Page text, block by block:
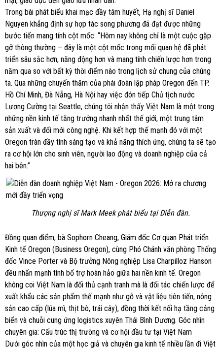
Trong bài phát biểu khai mạc đầy tâm huyết, Hạ nghị sĩ Daniel
Nguyen khẳng định sự hợp tác song phương đã đạt được những
bước tiến mang tính cột mốc: “Hôm nay không chỉ là một cuộc gặp
gỡ thông thường – đây là một cột mốc trong mối quan hệ đã phát
triển sâu sắc hơn, năng động hơn và mang tính chiến lược hơn trong
năm qua so với bất kỳ thời điểm nào trong lịch sử chung của chúng
ta. Qua những chuyến thăm của phái đoàn lập pháp Oregon đến TP.
Hồ Chí Minh, Đà Nẵng, Hà Nội hay việc đón tiếp Chủ tịch nước
Lương Cường tại Seattle, chúng tôi nhận thấy Việt Nam là một trong
những nền kinh tế tăng trưởng nhanh nhất thế giới, một trung tâm
sản xuất và đổi mới công nghệ. Khi kết hợp thế mạnh đó với một
Oregon tràn đầy tính sáng tạo và khả năng thích ứng, chúng ta sẽ tạo
ra cơ hội lớn cho sinh viên, người lao động và doanh nghiệp của cả
hai bên.”
Thượng nghị sĩ Mark Meek phát biểu tại Diễn đàn.
Đồng quan điểm, bà Sophorn Cheang, Giám đốc Cơ quan Phát triển
Kinh tế Oregon (Business Oregon), cùng Phó Chánh văn phòng Thống
đốc Vince Porter và Bộ trưởng Nông nghiệp Lisa Charpilloz Hanson
đều nhấn mạnh tính bổ trợ hoàn hảo giữa hai nền kinh tế. Oregon
không coi Việt Nam là đối thủ cạnh tranh mà là đối tác chiến lược để
xuất khẩu các sản phẩm thế mạnh như gỗ và vật liệu tiên tiến, nông
sản cao cấp (lúa mì, thịt bò, trái cây), đồng thời kết nối hạ tầng cảng
biển và chuỗi cung ứng logistics xuyên Thái Bình Dương. Góc nhìn
chuyên gia: Cấu trúc thị trường và cơ hội đầu tư tại Việt Nam
Dưới góc nhìn của một học giả và chuyên gia kinh tế nhiều lần đi Việt